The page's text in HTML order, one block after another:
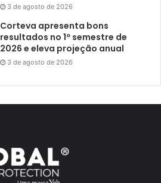
3 de agosto de 2026
Corteva apresenta bons
resultados no 1º semestre de
2026 e eleva projeção anual
3 de agosto de 2026